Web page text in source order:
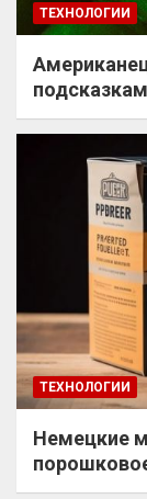
ТЕХНОЛОГИИ
ТЕХНОЛОГИИ
Немецкие